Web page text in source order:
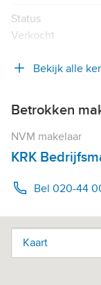
Status
Verkocht
Bekijk alle
Betrokken
NVM makelaar
KRK
Bel 020-44
Kaart
Kaart